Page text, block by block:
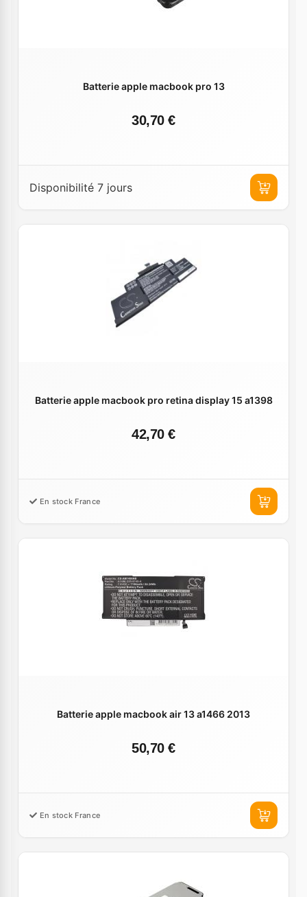
Batterie apple macbook pro 13
30,70 €
Disponibilité 7 jours
Batterie apple macbook pro retina display 15 a1398
42,70 €
En stock France
Batterie apple macbook air 13 a1466 2013
50,70 €
En stock France